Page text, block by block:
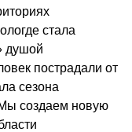
стала
душой
пострадали от
сезона
создаем новую